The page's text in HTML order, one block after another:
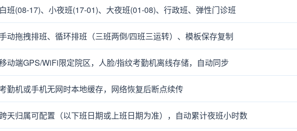
白班(08-17)、小夜班(17-01)、大夜班(01-08)、行政班、弹性门诊班
动拖拽排班、循环排班（三班两倒/四班三运转）、模板保存复制
动端GPS/WiFi限定院区，人脸/指纹考勤机离线存储，自动同步
勤机或手机无网时本地缓存，网络恢复后断点续传
跨天归属可配置（以下班日期或上班日期为准），自动累计夜班小时数